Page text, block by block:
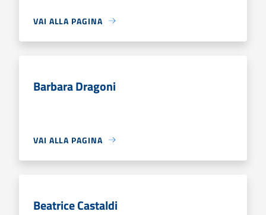
VAI ALLA PAGINA
Barbara Dragoni
VAI ALLA PAGINA
Beatrice Castaldi